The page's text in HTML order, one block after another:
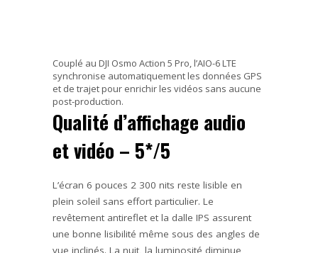
Couplé au DJI Osmo Action 5 Pro, l’AIO-6 LTE
synchronise automatiquement les données GPS
et de trajet pour enrichir les vidéos sans aucune
post-production.
Qualité d’affichage audio
et vidéo – 5*/5
L’écran 6 pouces 2 300 nits reste lisible en
plein soleil sans effort particulier. Le
revêtement antireflet et la dalle IPS assurent
une bonne lisibilité même sous des angles de
vue inclinés. La nuit, la luminosité diminue